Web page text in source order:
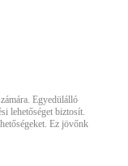
Egyedülálló
lehetőséget biztosít.
Ez jövőnk